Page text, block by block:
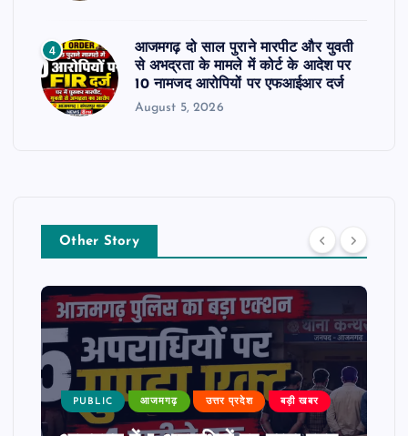
4
आजमगढ़ दो साल पुराने मारपीट और युवती
से अभद्रता के मामले में कोर्ट के आदेश पर
10 नामजद आरोपियों पर एफआईआर दर्ज
August 5, 2026
Other Story
PUBLIC आजमगढ़ उत्तर प्रदेश बड़ी खबर